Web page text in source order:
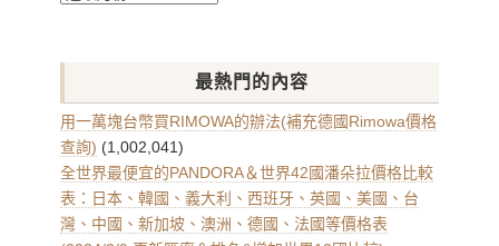
章
整
最熱門的內容
用一萬塊台幣買RIMOWA的辦法(補充德國Rimowa價格
查詢) (1,002,041)
全世界最便宜的PANDORA＆世界42國潘朵拉價格比較
表：日本、韓國、義大利、西班牙、英國、美國、台
灣、中國、新加坡、澳洲、德國、法國等價格表